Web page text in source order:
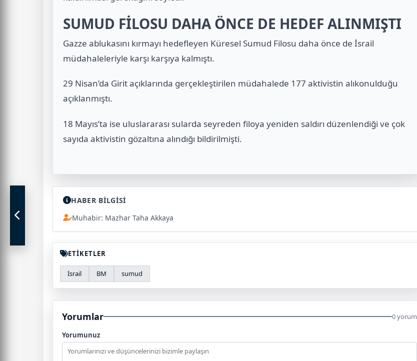
SUMUD FİLOSU DAHA ÖNCE DE HEDEF ALINMIŞTI
Gazze ablukasını kırmayı hedefleyen Küresel Sumud Filosu daha önce de İsrail
müdahaleleriyle karşı karşıya kalmıştı.
29 Nisan’da Girit açıklarında gerçekleştirilen müdahalede 177 aktivistin alıkonulduğu
açıklanmıştı.
18 Mayıs’ta ise uluslararası sularda seyreden filoya yeniden saldırı düzenlendiği ve çok
sayıda aktivistin gözaltına alındığı bildirilmişti.
HABER BİLGİSİ
Muhabir: Mazhar Taha Akkaya
ETİKETLER
İsrail BM sumud
Yorumlar 0 yorum
Yorumunuz